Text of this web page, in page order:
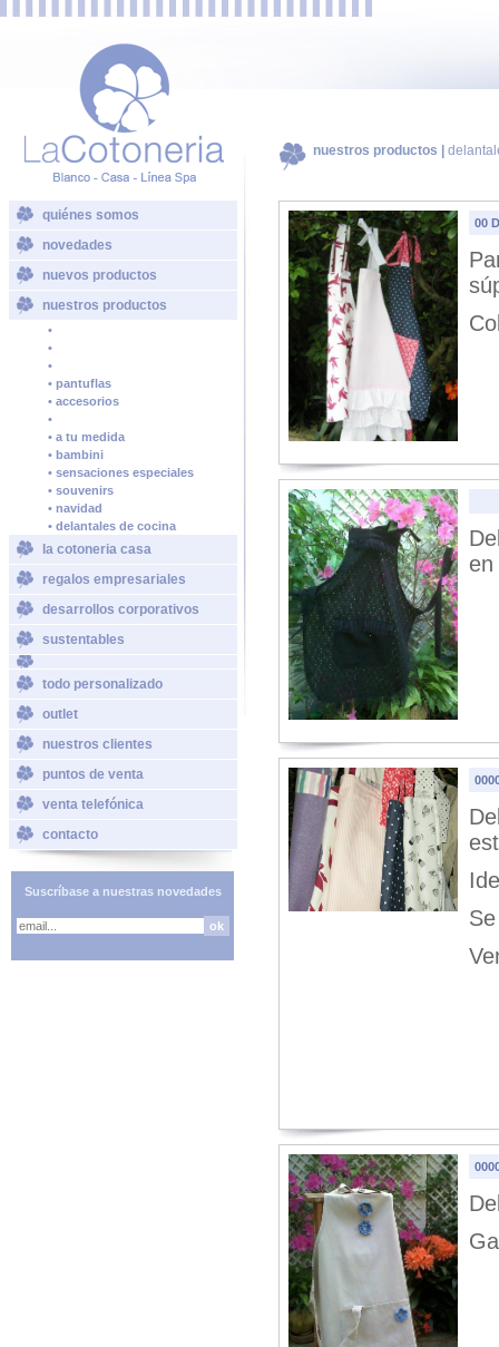
quiénes somos
novedades
nuevos productos
nuestros productos
•
•
•
• pantuflas
• accesorios
•
• a tu medida
• bambini
• sensaciones especiales
• souvenirs
• navidad
• delantales de cocina
la cotoneria casa
regalos empresariales
desarrollos corporativos
sustentables
todo personalizado
outlet
nuestros clientes
puntos de venta
venta telefónica
contacto
Suscríbase a nuestras novedades
nuestros productos |
00